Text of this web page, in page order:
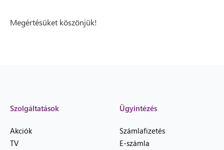
Megértésüket köszönjük!
Szolgáltatások
Akciók
TV
Ügyintézés
Számlafizetés
E-számla